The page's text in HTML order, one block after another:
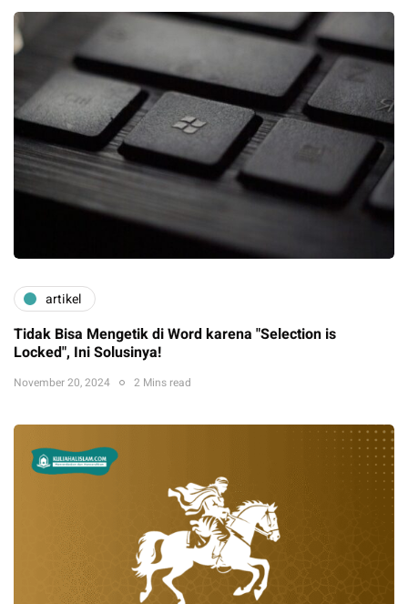
artikel
Tidak Bisa Mengetik di Word karena "Selection is
Locked", Ini Solusinya!
November 20, 2024 2 Mins read